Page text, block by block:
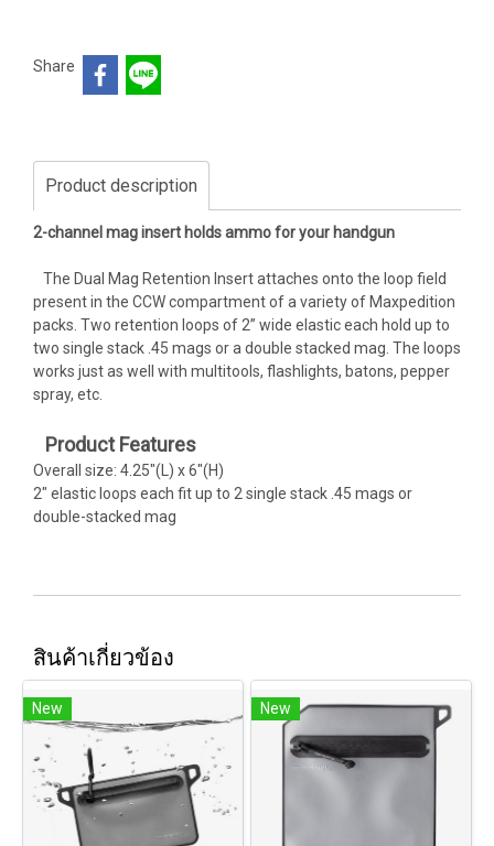
Share
Product description
2-channel mag insert holds ammo for your handgun
The Dual Mag Retention Insert attaches onto the loop field
present in the CCW compartment of a variety of Maxpedition
packs. Two retention loops of 2” wide elastic each hold up to
two single stack .45 mags or a double stacked mag. The loops
works just as well with multitools, flashlights, batons, pepper
spray, etc.
Product Features
Overall size: 4.25"(L) x 6"(H)
2" elastic loops each fit up to 2 single stack .45 mags or
double-stacked mag
สินค้าเกี่ยวข้อง
New New